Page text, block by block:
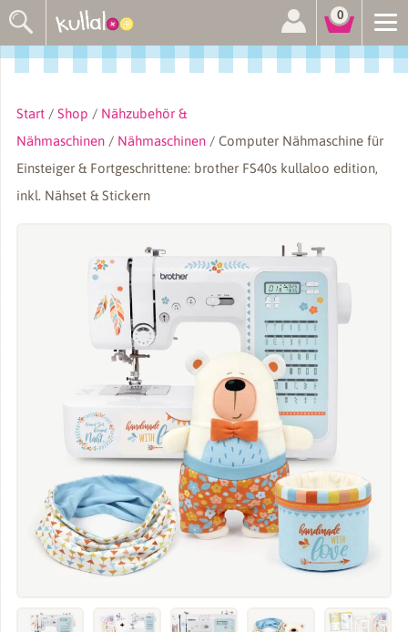
0
Suchen
nach:
Start/ Shop / Nähzubehör &
Nähmaschinen/ Nähmaschinen/ Computer Nähmaschine für
Einsteiger & Fortgeschrittene: brother FS40s kullaloo edition,
inkl. Nähset & Stickern